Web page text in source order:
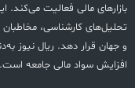
بازارهای مالی فعالیت
تحلیل‌های کارشناسی، مخاطبان
و جهان قرار دهد. ریال نیوز
افزایش سواد مالی جامعه است.